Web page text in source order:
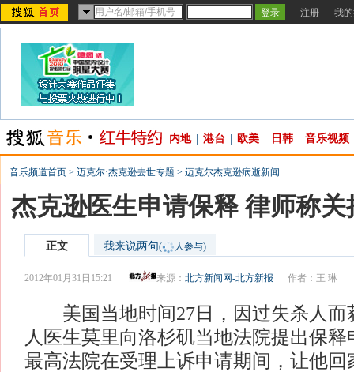
注册 我
内地 港台 欧美 日韩 音乐视频
音乐频道首页 > 迈克尔·杰克逊去世专题 > 迈克尔杰克逊病逝新闻
杰克逊医生申请保释 律师称
正文 我来说两句( 人参与)
2012年01月31日15:21 来源：北方新闻网-北方新报 作者：王 琳
美国当地时间27日，因过失杀人而
人医生莫里向洛杉矶当地法院提出保
最高法院在受理上诉申请期间，让他回